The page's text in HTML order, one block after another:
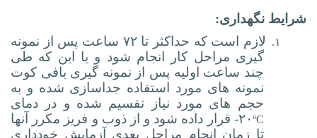
شرایط نگهداری:
۱.
لازم است که حداکثر تا ۷۲ ساعت پس از نمونه
گیری مراحل کار انجام شود و یا این که طی
چند ساعت اولیه پس از نمونه گیری بافی کوت
نمونه های مورد استفاده جداسازی شده و به
حجم های مورد نیاز تقسیم شده و در دمای
ºC۲۰- قرار داده شود و از ذوب و فریز مکرر آنها
تا زمان انجام مراحل بعدی آزمایش خودداری